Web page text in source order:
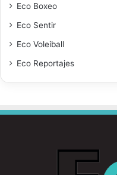
Eco Boxeo
Eco Sentir
Eco Voleiball
Eco Reportajes